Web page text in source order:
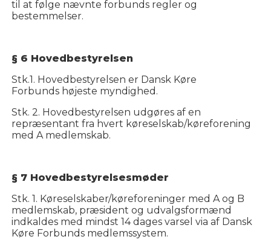
til at følge nævnte forbunds regler og
bestemmelser.
§ 6 Hovedbestyrelsen
Stk.1. Hovedbestyrelsen er Dansk Køre
Forbunds højeste myndighed.
Stk. 2. Hovedbestyrelsen udgøres af en
repræsentant fra hvert køreselskab/køreforening
med A medlemskab.
§ 7 Hovedbestyrelsesmøder
Stk. 1. Køreselskaber/køreforeninger med A og B
medlemskab, præsident og udvalgsformænd
indkaldes med mindst 14 dages varsel via af Dansk
Køre Forbunds medlemssystem.